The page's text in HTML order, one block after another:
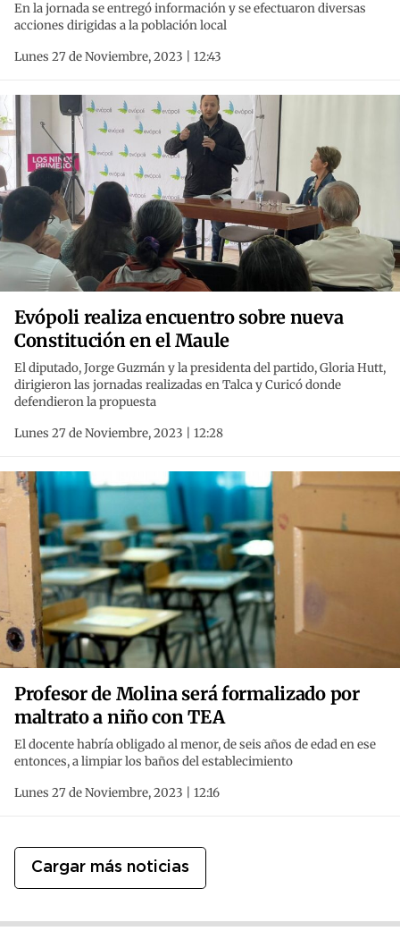
En la jornada se entregó información y se efectuaron diversas
acciones dirigidas a la población local
Lunes 27 de Noviembre, 2023 | 12:43
Evópoli realiza encuentro sobre nueva
Constitución en el Maule
El diputado, Jorge Guzmán y la presidenta del partido, Gloria Hutt,
dirigieron las jornadas realizadas en Talca y Curicó donde
defendieron la propuesta
Lunes 27 de Noviembre, 2023 | 12:28
Profesor de Molina será formalizado por
maltrato a niño con TEA
El docente habría obligado al menor, de seis años de edad en ese
entonces, a limpiar los baños del establecimiento
Lunes 27 de Noviembre, 2023 | 12:16
Cargar más noticias